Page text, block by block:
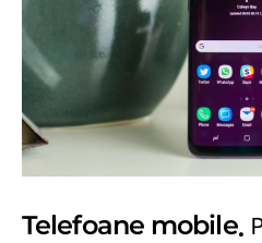
Telefoane mobile